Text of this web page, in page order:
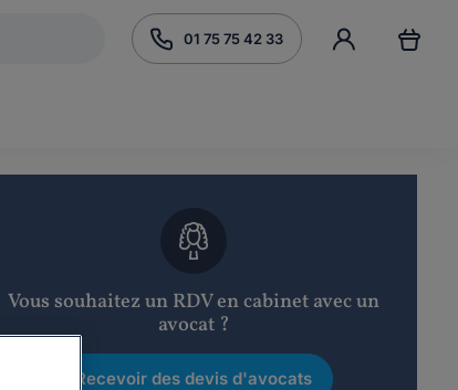
01 75 75 42 33
Vous souhaitez un RDV en cabinet avec un
avocat ?
Recevoir des devis d'avocats